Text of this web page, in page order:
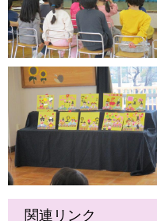
関連リンク